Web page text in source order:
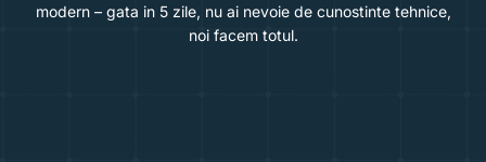
modern – gata in 5 zile, nu ai nevoie de cunostinte tehnice,
noi facem totul.